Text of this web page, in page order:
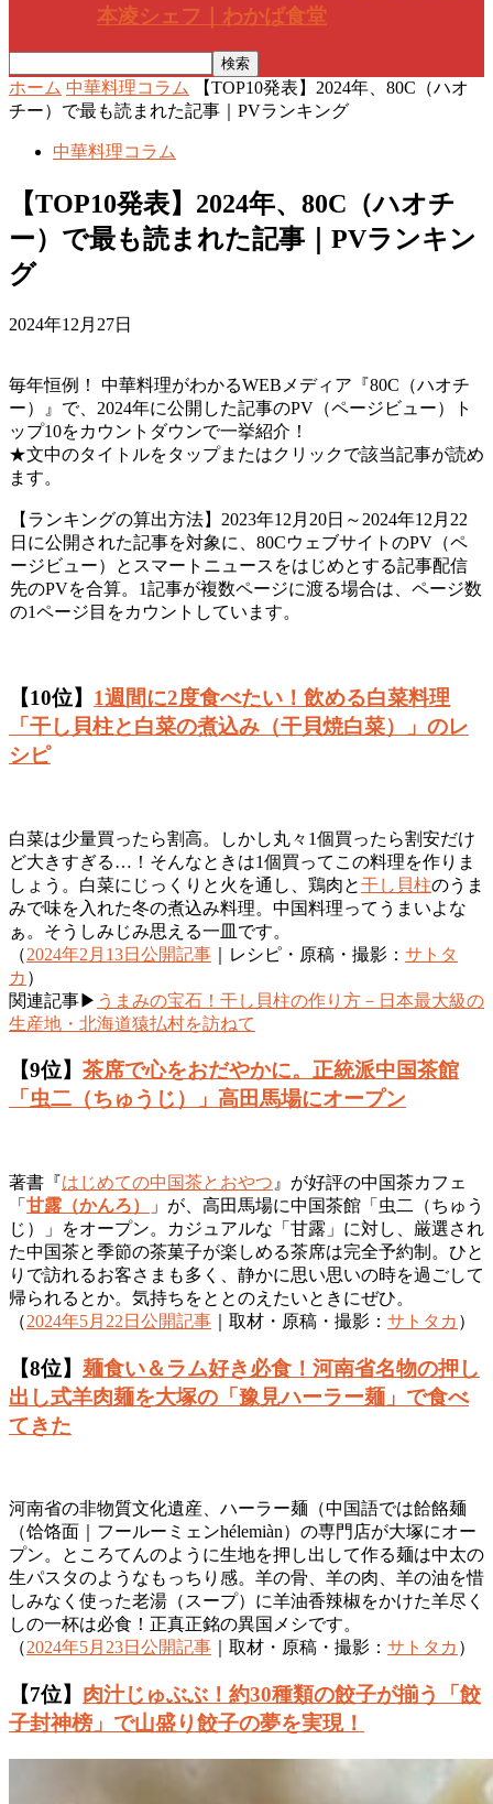
本凌シェフ｜わかば食堂
ホーム 中華料理コラム
【TOP10発表】2024年、80C（ハオ
チー）で最も読まれた記事｜PVランキング
中華料理コラム
【TOP10発表】2024年、80C（ハオチ
ー）で最も読まれた記事｜PVランキン
グ
2024年12月27日
毎年恒例！ 中華料理がわかるWEBメディア『80C（ハオチ
ー）』で、2024年に公開した記事のPV（ページビュー）ト
ップ10をカウントダウンで一挙紹介！
★文中のタイトルをタップまたはクリックで該当記事が読め
ます。
【ランキングの算出方法】2023年12月20日～2024年12月22
日に公開された記事を対象に、80CウェブサイトのPV（ペ
ージビュー）とスマートニュースをはじめとする記事配信
先のPVを合算。1記事が複数ページに渡る場合は、ページ数
の1ページ目をカウントしています。
【10位】 1週間に2度食べたい！飲める白菜料理
「干し貝柱と白菜の煮込み（干貝焼白菜）」のレ
シピ
白菜は少量買ったら割高。しかし丸々1個買ったら割安だけ
ど大きすぎる…！そんなときは1個買ってこの料理を作りま
しょう。白菜にじっくりと火を通し、鶏肉と干し貝柱のうま
みで味を入れた冬の煮込み料理。中国料理ってうまいよな
ぁ。そうしみじみ思える一皿です。
（2024年2月13日公開記事 ｜レシピ・原稿・撮影： サトタ
カ ）
関連記事▶ うまみの宝石！干し貝柱の作り方－日本最大級の
生産地・北海道猿払村を訪ねて
【9位】 茶席で心をおだやかに。正統派中国茶館
「虫二（ちゅうじ）」高田馬場にオープン
著書『はじめての中国茶とおやつ 』が好評の中国茶カフェ
「 甘露（かんろ）
」が、高田馬場に中国茶館「虫二（ちゅう
じ）」をオープン。カジュアルな「甘露」に対し、厳選され
た中国茶と季節の茶菓子が楽しめる茶席は完全予約制。ひと
りで訪れるお客さまも多く、静かに思い思いの時を過ごして
帰られるとか。気持ちをととのえたいときにぜひ。
（2024年5月22日公開記事 ｜取材・原稿・撮影： サトタカ ）
【8位】 麺食い＆ラム好き必食！河南省名物の押し
出し式羊肉麺を大塚の「豫見ハーラー麺」で食べ
てきた
河南省の非物質文化遺産、ハーラー麺（中国語では餄餎麺
（饸饹面｜フールーミェンhélemiàn）の専門店が大塚にオー
プン。ところてんのように生地を押し出して作る麺は中太の
生パスタのようなもっちり感。羊の骨、羊の肉、羊の油を惜
しみなく使った老湯（スープ）に羊油香辣椒をかけた羊尽く
しの一杯は必食！正真正銘の異国メシです。
（2024年5月23日公開記事 ｜取材・原稿・撮影： サトタカ ）
【7位】 肉汁じゅぶぶ！約30種類の餃子が揃う「餃
子封神榜」で山盛り餃子の夢を実現！